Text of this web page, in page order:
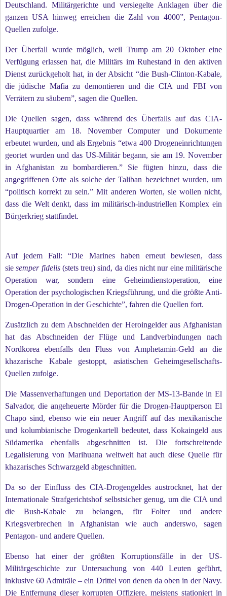
Deutschland. Militärgerichte und versiegelte Anklagen über die
ganzen USA hinweg erreichen die Zahl von 4000”, Pentagon-
Quellen zufolge.
Der Überfall wurde möglich, weil Trump am 20 Oktober eine
Verfügung erlassen hat, die Militärs im Ruhestand in den aktiven
Dienst zurückgeholt hat, in der Absicht “die Bush-Clinton-Kabale,
die jüdische Mafia zu demontieren und die CIA und FBI von
Verrätern zu säubern”, sagen die Quellen.
Die Quellen sagen, dass während des Überfalls auf das CIA-
Hauptquartier am 18. November Computer und Dokumente
erbeutet wurden, und als Ergebnis “etwa 400 Drogeneinrichtungen
geortet wurden und das US-Militär begann, sie am 19. November
in Afghanistan zu bombardieren.” Sie fügten hinzu, dass die
angegriffenen Orte als solche der Taliban bezeichnet wurden, um
“politisch korrekt zu sein.” Mit anderen Worten, sie wollen nicht,
dass die Welt denkt, dass im militärisch-industriellen Komplex ein
Bürgerkrieg stattfindet.
Auf jedem Fall: “Die Marines haben erneut bewiesen, dass
siesemper fidelis (stets treu) sind, da dies nicht nur eine militärische
Operation war, sondern eine Geheimdienstoperation, eine
Operation der psychologischen Kriegsführung, und die größte Anti-
Drogen-Operation in der Geschichte”, fahren die Quellen fort.
Zusätzlich zu dem Abschneiden der Heroingelder aus Afghanistan
hat das Abschneiden der Flüge und Landverbindungen nach
Nordkorea ebenfalls den Fluss von Amphetamin-Geld an die
khazarische Kabale gestoppt, asiatischen Geheimgesellschafts-
Quellen zufolge.
Die Massenverhaftungen und Deportation der MS-13-Bande in El
Salvador, die angeheuerte Mörder für die Drogen-Hauptperson El
Chapo sind, ebenso wie ein neuer Angriff auf das mexikanische
und kolumbianische Drogenkartell bedeutet, dass Kokaingeld aus
Südamerika ebenfalls abgeschnitten ist. Die fortschreitende
Legalisierung von Marihuana weltweit hat auch diese Quelle für
khazarisches Schwarzgeld abgeschnitten.
Da so der Einfluss des CIA-Drogengeldes austrocknet, hat der
Internationale Strafgerichtshof selbstsicher genug, um die CIA und
die Bush-Kabale zu belangen, für Folter und andere
Kriegsverbrechen in Afghanistan wie auch anderswo, sagen
Pentagon- und andere Quellen.
Ebenso hat einer der größten Korruptionsfälle in der US-
Militärgeschichte zur Untersuchung von 440 Leuten geführt,
inklusive 60 Admiräle – ein Drittel von denen da oben in der Navy.
Die Entfernung dieser korrupten Offiziere, meistens stationiert in